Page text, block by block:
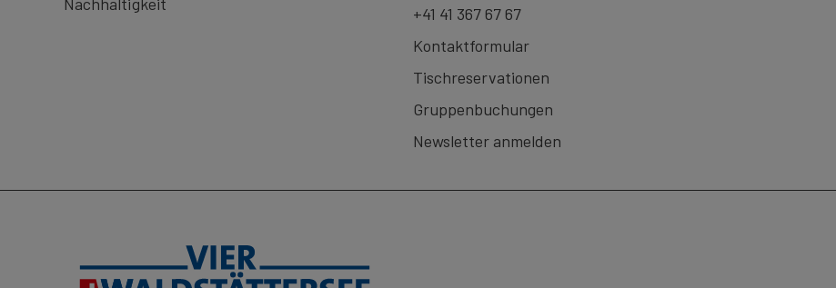
Nachhaltigkeit
+41 41 367 67 67
Kontaktformular
Tischreservationen
Gruppenbuchungen
Newsletter anmelden